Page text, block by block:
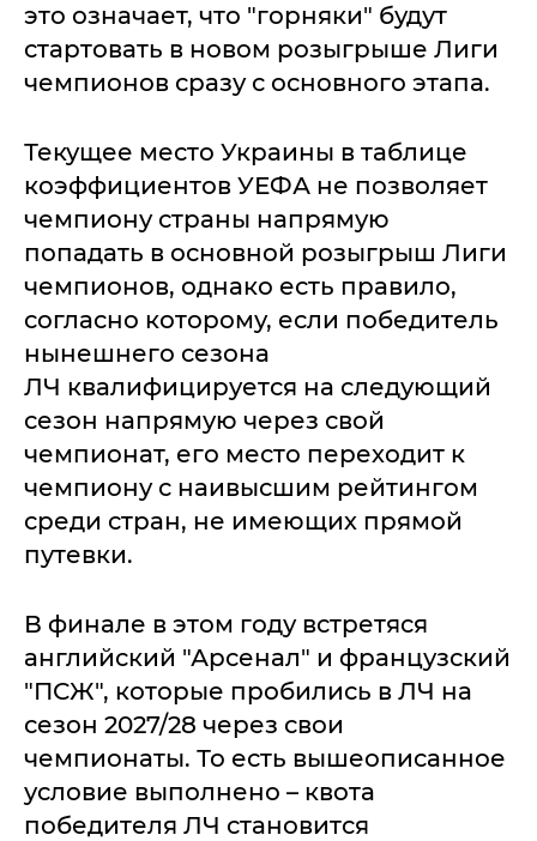
это означает, что "горняки" будут
стартовать в новом розыгрыше Лиги
чемпионов сразу с основного этапа.
Текущее место Украины в таблице
коэффициентов УЕФА не позволяет
чемпиону страны напрямую
попадать в основной розыгрыш Лиги
чемпионов, однако есть правило,
согласно которому, если победитель
нынешнего сезона
ЛЧ квалифицируется на следующий
сезон напрямую через свой
чемпионат, его место переходит к
чемпиону с наивысшим рейтингом
среди стран, не имеющих прямой
путевки.
В финале в этом году встретяся
английский "Арсенал" и французский
"ПСЖ", которые пробились в ЛЧ на
сезон 2027/28 через свои
чемпионаты. То есть вышеописанное
условие выполнено – квота
победителя ЛЧ становится